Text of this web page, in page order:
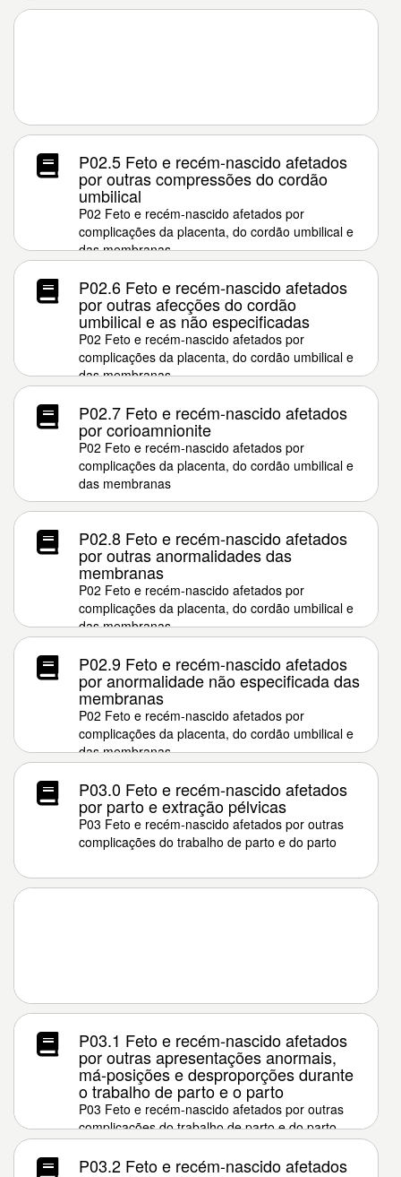
P02.5 Feto e recém-nascido afetados
por outras compressões do cordão
umbilical
P02 Feto e recém-nascido afetados por
complicações da placenta, do cordão umbilical e
das membranas
P02.6 Feto e recém-nascido afetados
por outras afecções do cordão
umbilical e as não especificadas
P02 Feto e recém-nascido afetados por
complicações da placenta, do cordão umbilical e
das membranas
P02.7 Feto e recém-nascido afetados
por corioamnionite
P02 Feto e recém-nascido afetados por
complicações da placenta, do cordão umbilical e
das membranas
P02.8 Feto e recém-nascido afetados
por outras anormalidades das
membranas
P02 Feto e recém-nascido afetados por
complicações da placenta, do cordão umbilical e
das membranas
P02.9 Feto e recém-nascido afetados
por anormalidade não especificada das
membranas
P02 Feto e recém-nascido afetados por
complicações da placenta, do cordão umbilical e
das membranas
P03.0 Feto e recém-nascido afetados
por parto e extração pélvicas
P03 Feto e recém-nascido afetados por outras
complicações do trabalho de parto e do parto
P03.1 Feto e recém-nascido afetados
por outras apresentações anormais,
má-posições e desproporções durante
o trabalho de parto e o parto
P03 Feto e recém-nascido afetados por outras
complicações do trabalho de parto e do parto
P03.2 Feto e recém-nascido afetados